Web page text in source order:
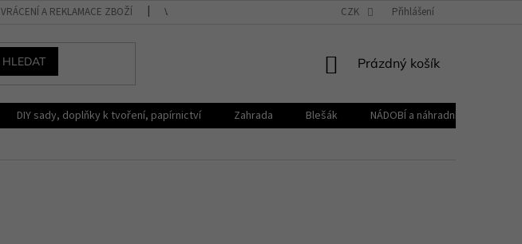
VRÁCENÍ A REKLAMACE ZBOŽÍ VŠEOBECNÉ OBCHODNÍ PODMÍNKY REKLAMAČNÍ ŘÁD
CZK Přihlášení
HLEDAT
NÁKUPNÍ
Prázdný košík
DIY sady, doplňky k tvoření, papírnictví Zahrada Blešák
NÁDOBÍ a náhradní díly KELOmat